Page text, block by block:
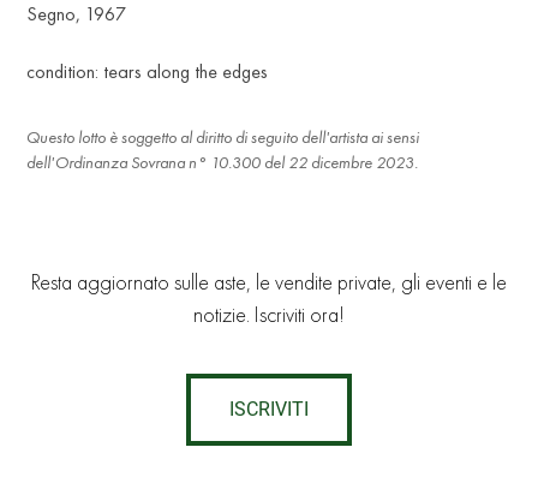
Segno, 1967
condition: tears along the edges
Questo lotto è soggetto al diritto di seguito dell'artista ai sensi
dell'Ordinanza Sovrana n° 10.300 del 22 dicembre 2023.
Resta aggiornato sulle aste, le vendite private, gli eventi e le
notizie. Iscriviti ora!
ISCRIVITI